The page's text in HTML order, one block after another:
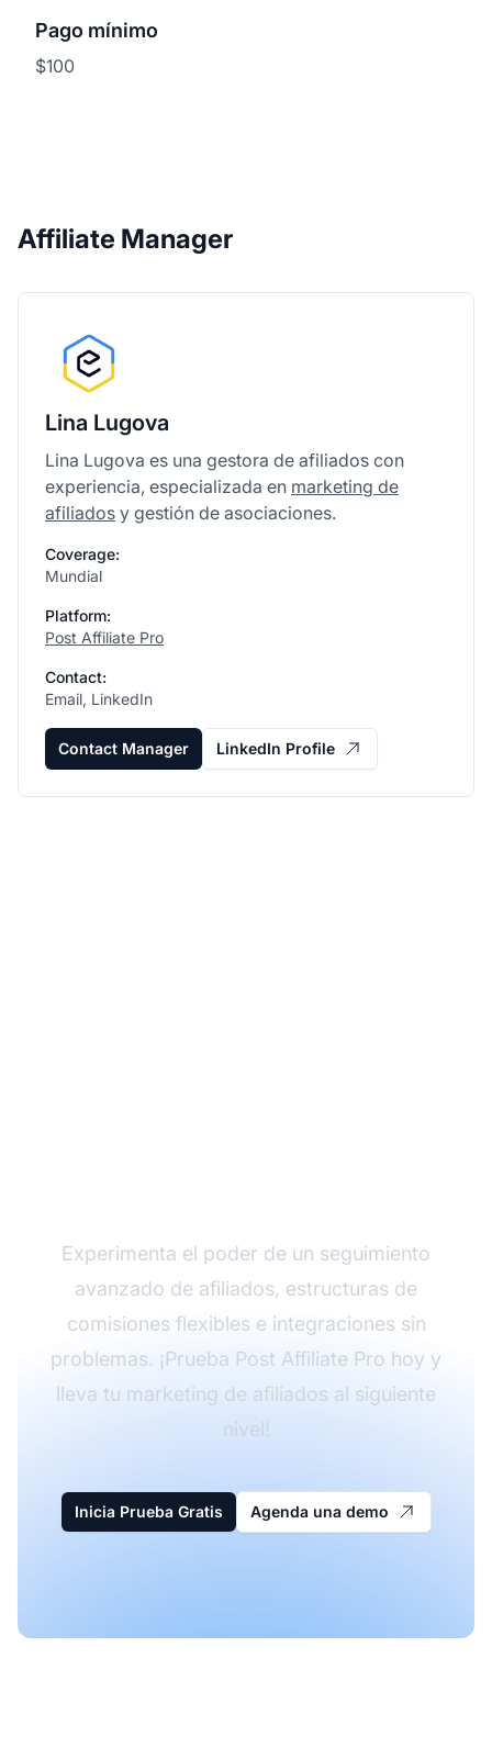
Pago mínimo
$100
Affiliate Manager
Lina Lugova
Lina Lugova es una gestora de afiliados con
experiencia, especializada en marketing de
afiliados y gestión de asociaciones.
Coverage:
Mundial
Platform:
Post Affiliate Pro
Contact:
Email, LinkedIn
Contact Manager LinkedIn Profile
Experimenta el poder de un seguimiento
avanzado de afiliados, estructuras de
comisiones flexibles e integraciones sin
problemas. ¡Prueba Post Affiliate Pro hoy y
lleva tu marketing de afiliados al siguiente
nivel!
Inicia Prueba Gratis Agenda una demo